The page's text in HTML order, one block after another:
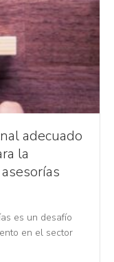
adecuado
la
es un desafío
en el sector